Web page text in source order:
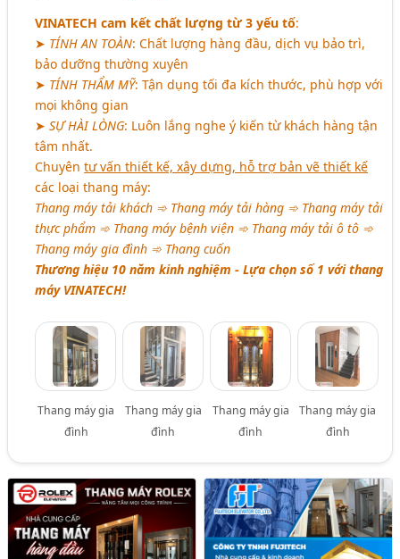
VINATECH cam kết chất lượng từ 3 yếu tố:
➤ TÍNH AN TOÀN: Chất lượng hàng đầu, dịch vụ bảo trì,
bảo dưỡng thường xuyên
➤ TÍNH THẨM MỸ: Tận dụng tối đa kích thước, phù hợp với
mọi không gian
➤SỰ HÀI LÒNG: Luôn lắng nghe ý kiến từ khách hàng tận
tâm nhất.
Chuyêntư vấn thiết kế, xây dựng, hỗ trợ bản vẽ thiết kế
các loại thang máy:
Thang máy tải khách ➾ Thang máy tải hàng ➾ Thang máy tải
thực phẩm ➾ Thang máy bệnh viện ➾ Thang máy tải ô tô ➾
Thang máy gia đình ➾ Thang cuốn
Thương hiệu 10 năm kinh nghiệm - Lựa chọn số 1 với thang
máy VINATECH!
Thang máy gia
đình
Thang máy gia
đình
Thang máy gia
đình
Thang máy gia
đình